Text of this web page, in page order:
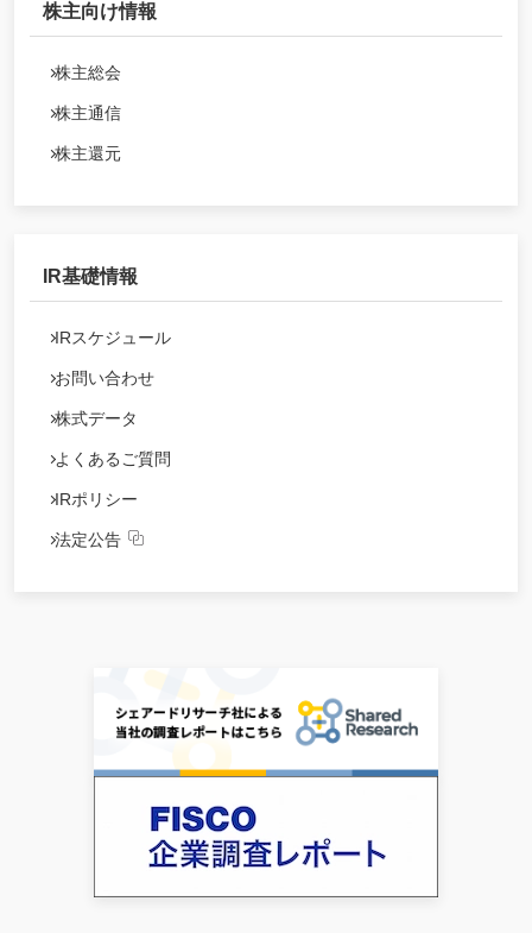
株主向け情報
株主総会
株主通信
株主還元
IR基礎情報
IRスケジュール
お問い合わせ
株式データ
よくあるご質問
IRポリシー
法定公告